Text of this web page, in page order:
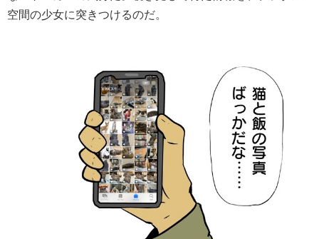
空間の少女に突きつけるのだ。